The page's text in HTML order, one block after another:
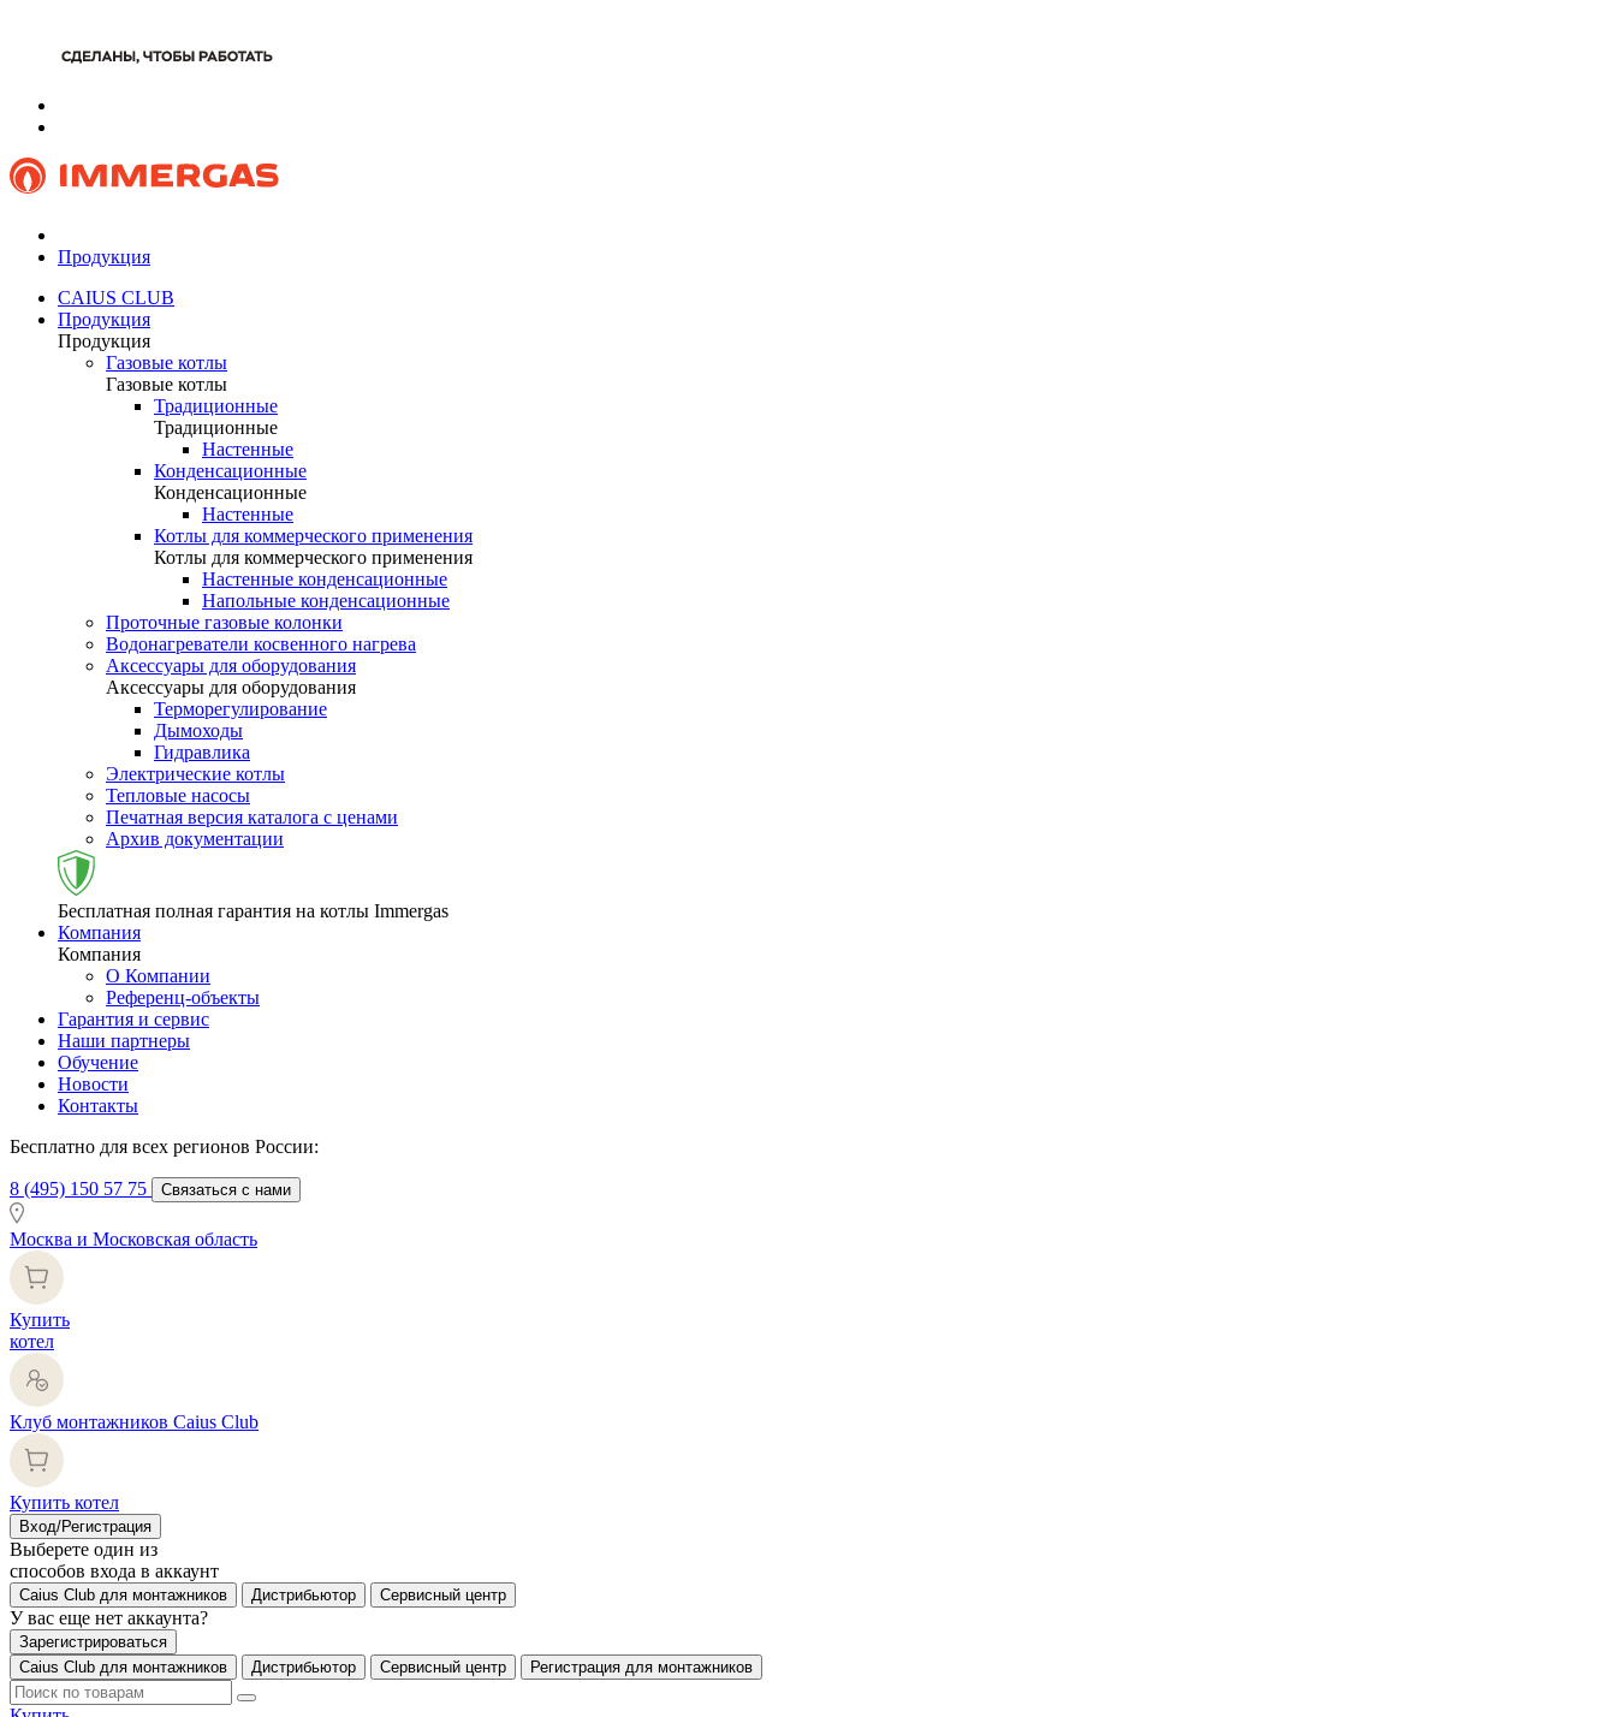
Продукция
CAIUS CLUB
Продукция
Продукция
Газовые котлы
Газовые котлы
Традиционные
Традиционные
Настенные
Конденсационные
Конденсационные
Настенные
Котлы для коммерческого применения
Котлы для коммерческого применения
Настенные конденсационные
Напольные конденсационные
Проточные газовые колонки
Водонагреватели косвенного нагрева
Аксессуары для оборудования
Аксессуары для оборудования
Терморегулирование
Дымоходы
Гидравлика
Электрические котлы
Тепловые насосы
Печатная версия каталога с ценами
Архив документации
Бесплатная полная гарантия на котлы Immergas
Компания
Компания
О Компании
Референц-объекты
Гарантия и сервис
Наши партнеры
Обучение
Новости
Контакты
Бесплатно для всех регионов России:
8 (495) 150 57 75 Связаться с нами
Москва и Московская область
Купить
котел
Клуб монтажников Caius Club
Купить котел
Вход/Регистрация
Выберете один из
способов входа в аккаунт
Caius Club для монтажников Дистрибьютор Сервисный центр
У вас еще нет аккаунта?
Зарегистрироваться
Caius Club для монтажников
Дистрибьютор Сервисный центр Регистрация для монтажников